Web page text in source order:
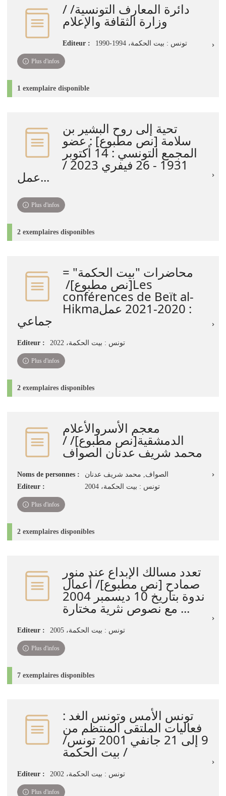
دائرة المعارف التونسية/ /
وزارة الثقافة والإعلام
Editeur : تونس : بيت الحكمة، 1994-1990
Plus d'infos
1 exemplaire disponible
تحية إلى روح البشير بن
سلامة [نص مطبوع] : عضو
المجمع التونسي : 14 أكتوبر
1931 - 26 فيفري 2023 /
عمل...
Plus d'infos
2 exemplaires disponibles
محاضرات "بيت الحكمة" =
[نص مطبوع]‏/ ‏Les
conférences de Beït al-
Hikma‏ : ‏2021-2020 ‏عمل
جماعي
Editeur : تونس : بيت الحكمة‏، ‏2022‏
Plus d'infos
2 exemplaires disponibles
معجم الأسروالأعلام
الدمشقية[نص مطبوع]/ /
محمد شريف عدنان الصواف
Noms de personnes :
الصواف, محمد شريف عدنان
Editeur :
تونس : بيت الحكمة، 2004
Plus d'infos
2 exemplaires disponibles
تعدد مسالك الإبداع عند منور
صمادح [نص مطبوع]/ أعمال
ندوة بتاريخ 10 ديسمبر 2004
مع نصوص نثرية مختارة ...
Editeur : تونس : بيت الحكمة، 2005
Plus d'infos
7 exemplaires disponibles
تونس الأمس وتونس الغد :
فعاليات الملتقى المنتظم من
9 إلى 21 جانفي 2001 تونس/
/ بيت الحكمة
Editeur : تونس : بيت الحكمة، 2002
Plus d'infos